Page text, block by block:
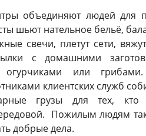
объединяют людей для
шьют нательное бельё,
свечи, плетут сети,
с домашними
огурчиками или
клиентских служб
грузы для тех, кто
Пожилым людям
добрые дела.